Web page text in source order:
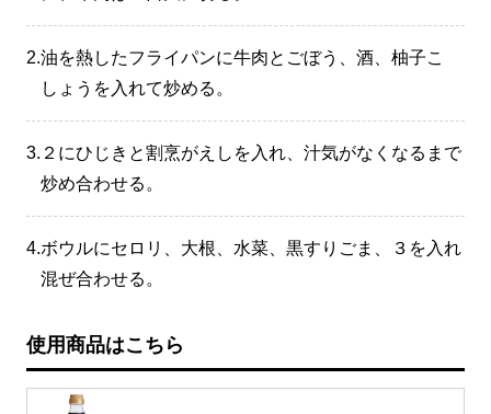
2.油を熱したフライパンに牛肉とごぼう、酒、柚子こ
しょうを入れて炒める。
3. ２にひじきと割烹がえしを入れ、汁気がなくなるまで
炒め合わせる。
4.ボウルにセロリ、大根、水菜、黒すりごま、３を入れ
混ぜ合わせる。
使用商品はこちら